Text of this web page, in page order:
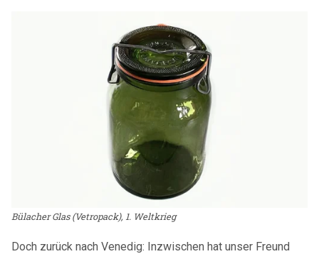
Bülacher Glas (Vetropack), 1. Weltkrieg
Doch zurück nach Venedig: Inzwischen hat unser Freund